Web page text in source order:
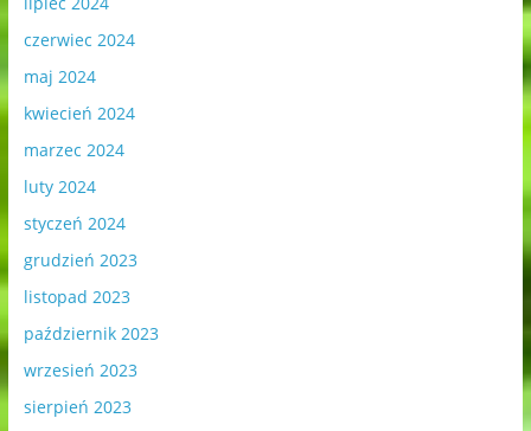
czerwiec 2024
maj 2024
kwiecień 2024
marzec 2024
luty 2024
styczeń 2024
grudzień 2023
listopad 2023
październik 2023
wrzesień 2023
sierpień 2023